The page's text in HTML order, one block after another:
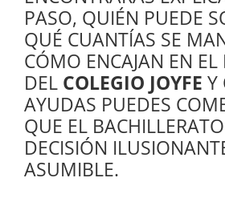
PASO, QUIÉN PUEDE
QUÉ CUANTÍAS SE
CÓMO ENCAJAN EN
DEL COLEGIO JOYFE Y
AYUDAS PUEDES
QUE EL
DECISIÓN
ASUMIBLE.